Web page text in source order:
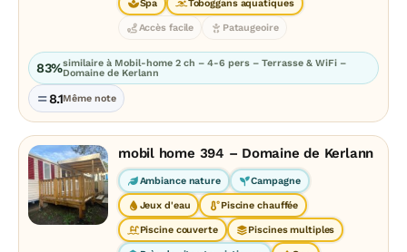
Spa Toboggans aquatiques
Accès facile Pataugeoire
83%similaire à Mobil-home 2 ch – 4-6 pers – Terrasse & WiFi –
Domaine de Kerlann
8.1Même note
mobil home 394 – Domaine de Kerlann
Ambiance nature Campagne
Jeux d'eau Piscine chauffée
Piscine couverte Piscines multiples